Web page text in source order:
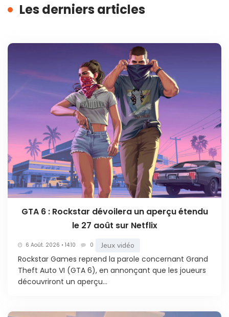
Les derniers articles
GTA 6 : Rockstar dévoilera un aperçu étendu
le 27 août sur Netflix
6 Août. 2026 • 14:10 0 Jeux vidéo
Rockstar Games reprend la parole concernant Grand
Theft Auto VI (GTA 6), en annonçant que les joueurs
découvriront un aperçu...